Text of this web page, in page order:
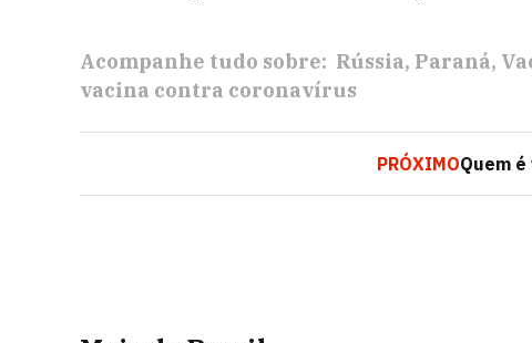
Acompanhe tudo sobre: Rússia Paraná
vacina contra coronavírus
PRÓXIMOQuem